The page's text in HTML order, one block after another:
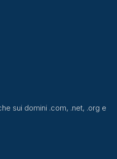
sui domini .com, .net, .org e